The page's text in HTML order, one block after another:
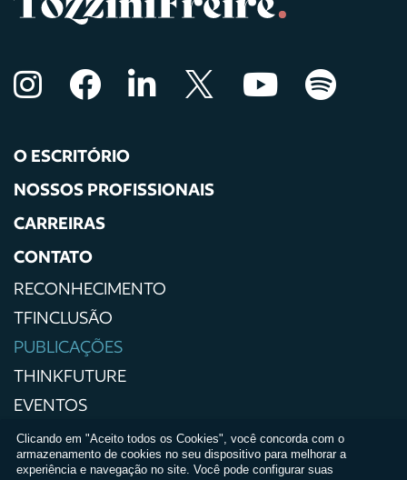
O ESCRITÓRIO
NOSSOS PROFISSIONAIS
CARREIRAS
CONTATO
RECONHECIMENTO
TFINCLUSÃO
PUBLICAÇÕES
THINKFUTURE
EVENTOS
IMPRENSA
POLÍTICAS DE PRIVACIDADE
Clicando em "Aceito todos os Cookies", você concorda com o
armazenamento de cookies no seu dispositivo para melhorar a
experiência e navegação no site. Você pode configurar suas